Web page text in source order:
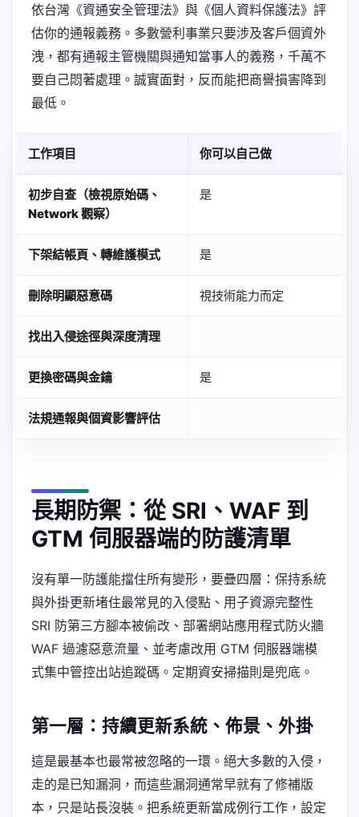
依台灣《資通安全管理法》與《個人資料保護法》評
估你的通報義務。多數營利事業只要涉及客戶個資外
洩，都有通報主管機關與通知當事人的義務，千萬不
要自己悶著處理。誠實面對，反而能把商譽損害降到
最低。
工作項目 你可以自己做
初步自查（檢視原始碼、
Network 觀察）
是
下架結帳頁、轉維護模式 是
刪除明顯惡意碼 視技術能力而定
找出入侵途徑與深度清理
更換密碼與金鑰 是
法規通報與個資影響評估
長期防禦：從 SRI、WAF 到
GTM 伺服器端的防護清單
沒有單一防護能擋住所有變形，要疊四層：保持系統
與外掛更新堵住最常見的入侵點、用子資源完整性
SRI 防第三方腳本被偷改、部署網站應用程式防火牆
WAF 過濾惡意流量、並考慮改用 GTM 伺服器端模
式集中管控出站追蹤碼。定期資安掃描則是兜底。
第一層：持續更新系統、佈景、外掛
這是最基本也最常被忽略的一環。絕大多數的入侵，
走的是已知漏洞，而這些漏洞通常早就有了修補版
本，只是站長沒裝。把系統更新當成例行工作，設定